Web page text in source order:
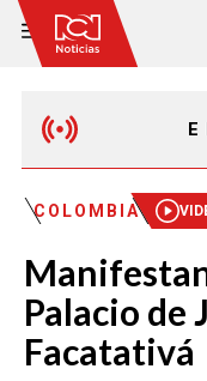
COLOMBIA
Palacio de
Facatativá